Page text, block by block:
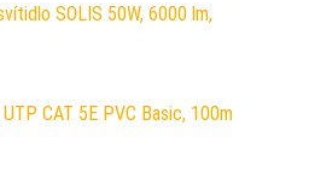
SOLIS 50W, 6000 lm,
CAT 5E PVC Basic, 100m